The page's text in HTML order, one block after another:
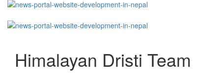
Himalayan Dristi Team